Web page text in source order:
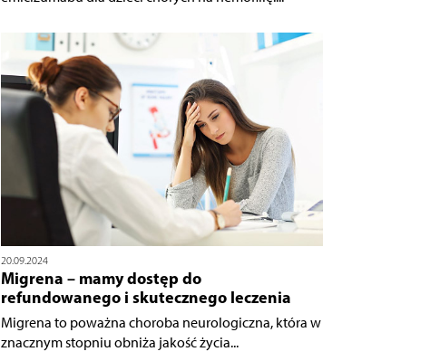
20.09.2024
Migrena – mamy dostęp do
refundowanego i skutecznego leczenia
Migrena to poważna choroba neurologiczna, która w
znacznym stopniu obniża jakość życia...